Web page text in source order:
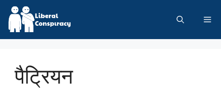
Skip
content
पैट्रियन